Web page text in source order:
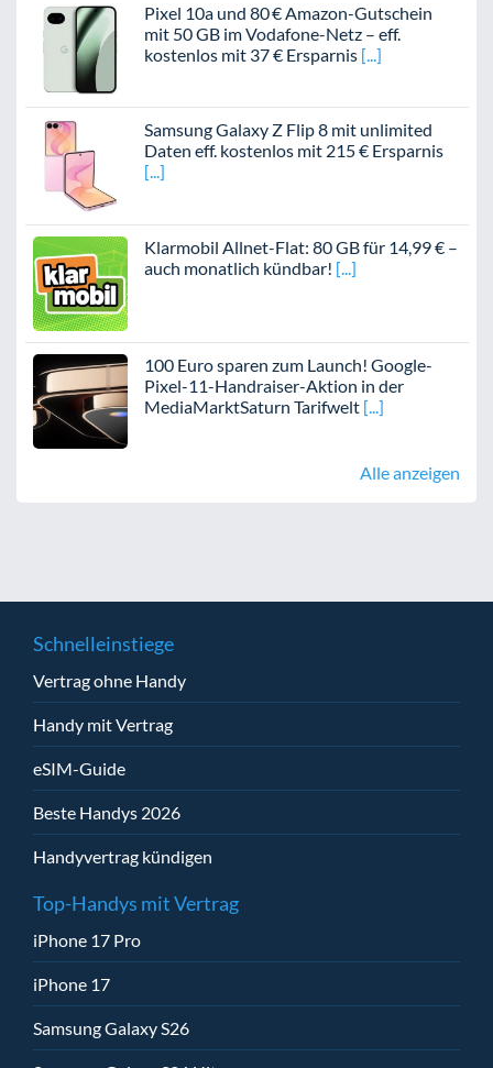
Pixel 10a und 80 € Amazon-Gutschein
mit 50 GB im Vodafone-Netz – eff.
kostenlos mit 37 € Ersparnis
Samsung Galaxy Z Flip 8 mit unlimited
Daten eff. kostenlos mit 215 € Ersparnis
Klarmobil Allnet-Flat: 80 GB für 14,99 € –
auch monatlich kündbar!
100 Euro sparen zum Launch! Google-
Pixel-11-Handraiser-Aktion in der
MediaMarktSaturn Tarifwelt
Alle anzeigen
Schnelleinstiege
Vertrag ohne Handy
Handy mit Vertrag
eSIM-Guide
Beste Handys 2026
Handyvertrag kündigen
Top-Handys mit Vertrag
iPhone 17 Pro
iPhone 17
Samsung Galaxy S26